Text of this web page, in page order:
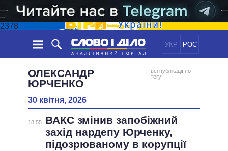
2378
УКР РОС
СТРІЧКА
ПОДІЇ
СТАТТІ
ДУМКИ
ПОЛІТИКА
ЕКОНОМІКА
СУСПІЛЬСТВО
СВІТ
ОБIЦЯНКИ
ПОЛIТИКИ
УСІ ПОЛІТИКИІНФОГРАФІКА
ОЛЕКСАНДР
ЮРЧЕНКО
всі публікації по
тегу
30 квітня, 2026
18:55
ВАКС змінив запобіжний
захід нардепу Юрченку,
підозрюваному в корупції